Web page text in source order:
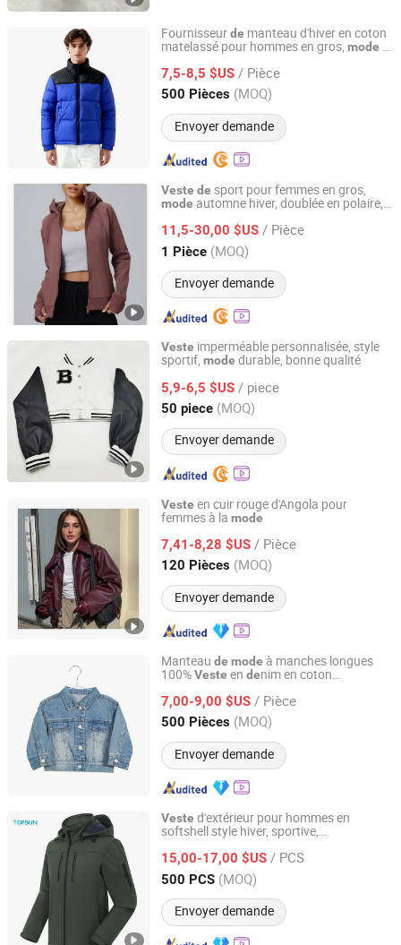
Fournisseurde manteau d'hiver en coton
matelassé pour hommes en gros, mode et
7,5-8,5 $US / Pièce
500 Pièces (MOQ)
Envoyer demande
Yiwu Lisha Trading Co., Ltd
Zhejiang, China Depuis 2025
Veste de sport pour femmes en gros,
mode automne hiver, doublée en polaire,
épaissie, pour le fitness et le yoga
11,5-30,00 $US / Pièce
1 Pièce (MOQ)
Envoyer demande
Xiamen Ruliron Trading Co., Ltd.
Fujian, China Depuis 2026
Veste imperméable personnalisée, style
sportif, mode durable, bonne qualité
5,9-6,5 $US / piece
50 piece (MOQ)
Envoyer demande
Fuzhou Suoha Industry and Trade Co., Ltd.
Fujian, China Depuis 2025
Veste en cuir rouge d'Angola pour
femmes à la mode
7,41-8,28 $US / Pièce
120 Pièces (MOQ)
Envoyer demande
GOOD SELLER CO.,LTD
Zhejiang, China Depuis 2010
Manteau de mode à manches longues
100%Veste en denim en coton
7,00-9,00 $US / Pièce
500 Pièces (MOQ)
Envoyer demande
NANJING JUYUAN INT'L TRADING CO.,LTD
Jiangsu, China Depuis 2025
Veste d'extérieur pour hommes en
softshell style hiver, sportive,
amovible
15,00-17,00 $US / PCS
500 PCS (MOQ)
Envoyer demande
XIAMEN TOPSUN APPAREL CO., LTD.
Fujian, China Depuis 2013